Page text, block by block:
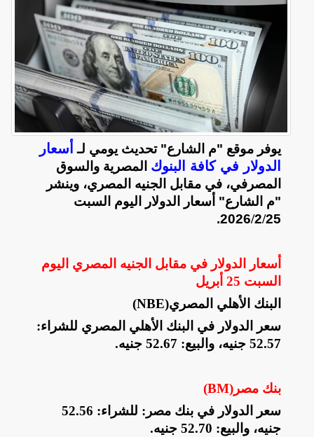
يوفر موقع "م الشارع" تحديث يومي لـ أسعار
الدولار في كافة البنوك المصرية والسوق
المصرفي، في مقابل الجنيه المصري، وينشر
"م الشارع" أسعار الدولار اليوم السبت
25
/
2
/
2026.
أسعار الدولار في مقابل الجنيه المصري اليوم
السبت 25 أبريل
البنك الأهلي المصري(NBE)
سعر الدولار في البنك الأهلي المصري للشراء:
52.57 جنيه، والبيع: 52.67 جنيه
.
بنك مصر(BM)
سعر الدولار في بنك مصر: للشراء: 52.56
جنيه، والبيع: 52.70 جنيه
.